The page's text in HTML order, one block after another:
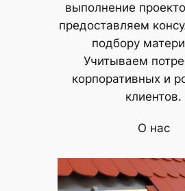
выполнение
предоставляем
подбору
Учитываем
корпоративных и
клиентов.
О нас